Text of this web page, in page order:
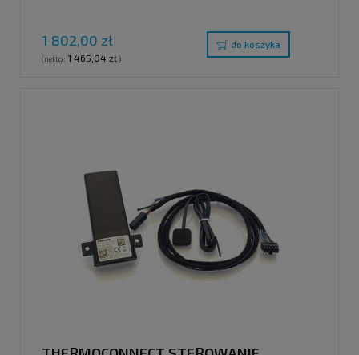
1 802,00 zł
(netto: 1 465,04 zł)
do koszyka